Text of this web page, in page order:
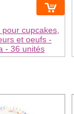
pour cupcakes,
et oeufs -
- 36 unités